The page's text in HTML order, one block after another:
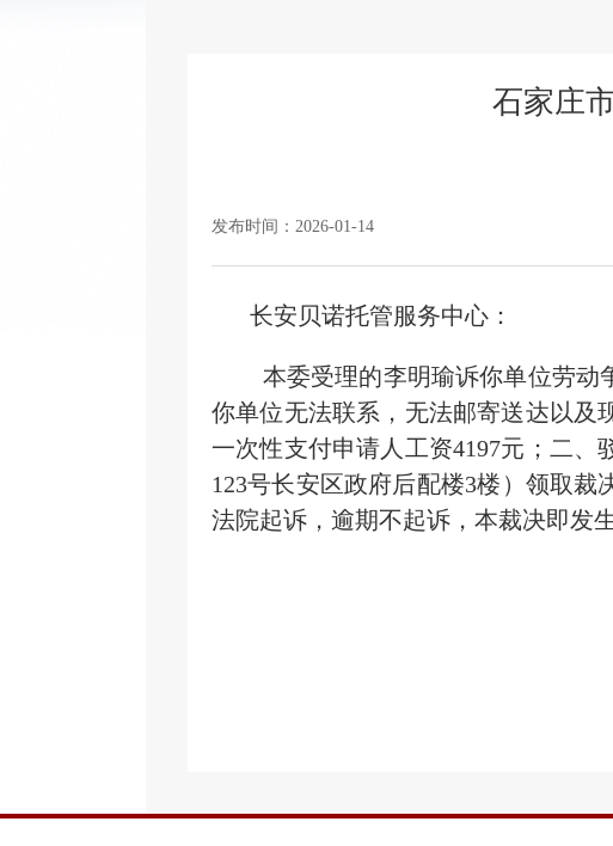
石家庄
发布时间：2026-01-14
长安贝诺托管服务中心：
本委受理的李明瑜诉你单位劳动
你单位无法联系，无法邮寄送达以及
一次性支付申请人工资4197元；二
123号长安区政府后配楼3楼 ）领取裁
法院起诉，逾期不起诉，本裁决即发